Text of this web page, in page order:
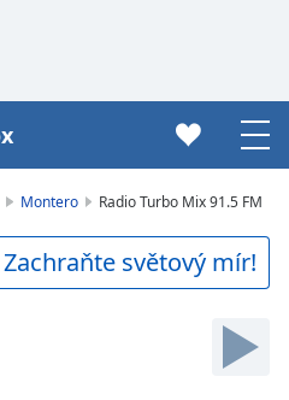
Montero Radio Turbo Mix 91.5 FM
světový mír!